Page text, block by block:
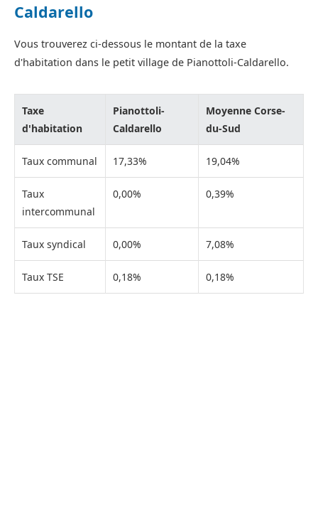
Caldarello
Vous trouverez ci-dessous le montant de la taxe
d'habitation dans le petit village de Pianottoli-Caldarello.
Taxe
d'habitation
Pianottoli-
Caldarello
Moyenne Corse-
du-Sud
Taux communal 17,33% 19,04%
Taux
intercommunal
0,00% 0,39%
Taux syndical 0,00% 7,08%
Taux TSE 0,18% 0,18%